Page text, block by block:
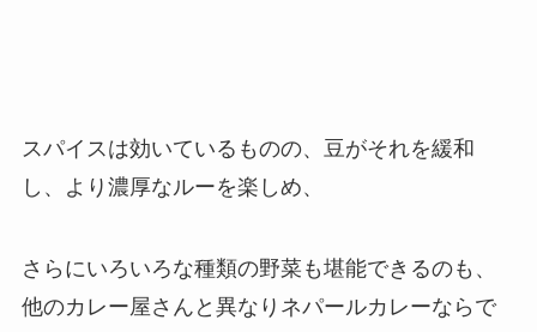
スパイスは効いているものの、豆がそれを緩和
し、より濃厚なルーを楽しめ、
さらにいろいろな種類の野菜も堪能できるのも、
他のカレー屋さんと異なりネパールカレーならで